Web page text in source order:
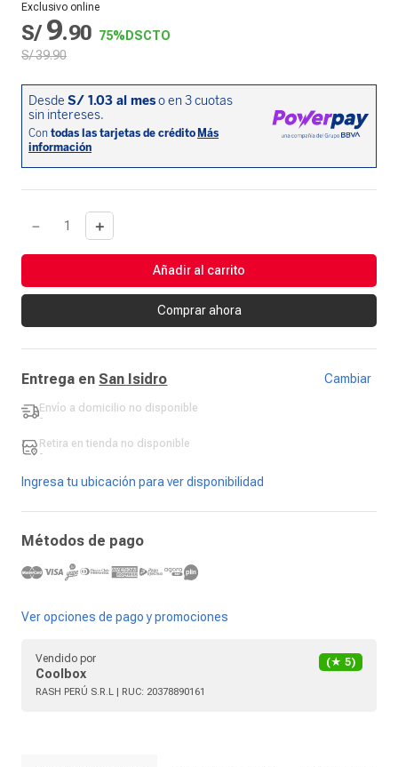
Exclusivo online
S/ 9.90 75% DSCTO
S/39.90
＋
－
Añadir al carrito
Comprar ahora
Entrega en San Isidro Cambiar
Envío a domicilio no disponible
-
Retira en tienda no disponible
-
Ingresa tu ubicación para ver disponibilidad
Métodos de pago
Ver opciones de pago y promociones
Vendido por
Coolbox
(★ 5)
RASH PERÚ S.R.L | RUC: 20378890161